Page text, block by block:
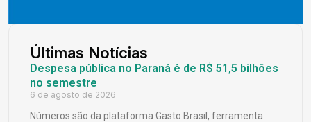
Últimas Notícias
Despesa pública no Paraná é de R$ 51,5 bilhões
no semestre
6 de agosto de 2026
Números são da plataforma Gasto Brasil, ferramenta